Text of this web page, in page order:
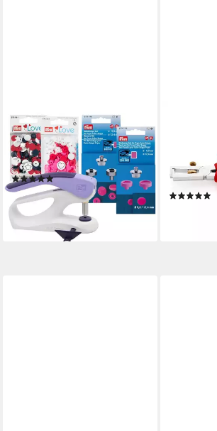
NÄHWELT FLACH
Ösenzange - Vario Creative
Tool Set inkl. Color Snaps,
Packung
(1)
82,90 € UVP112,30 €
-26%
lieferbar - in 2-3 Werktagen bei dir
160
isoliert